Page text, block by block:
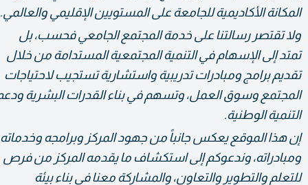
المكانة الأكاديمية للجامعة على المستويين الإقليمي والعالمي.
ولا تقتصر رسالتنا على خدمة المجتمع الجامعي فحسب، بل
تمتد إلى الإسهام في التنمية المجتمعية المستدامة من خلال
تقديم برامج ومبادرات تدريبية واستشارية تستجيب لاحتياجات
المجتمع وسوق العمل، وتسهم في بناء القدرات البشرية ودعم
التنمية الوطنية.
إن هذا الموقع يعكس جانباً من جهود المركز وبرامجه وخدماته
ومبادراته، وندعوكم إلى استكشاف ما يقدمه المركز من فرص
للتعلم والتطوير والتعاون، والمشاركة معنا في بناء بيئة